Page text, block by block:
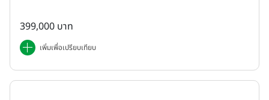
399,000 บาท
เพิ่มเพื่อเปรียบเทียบ